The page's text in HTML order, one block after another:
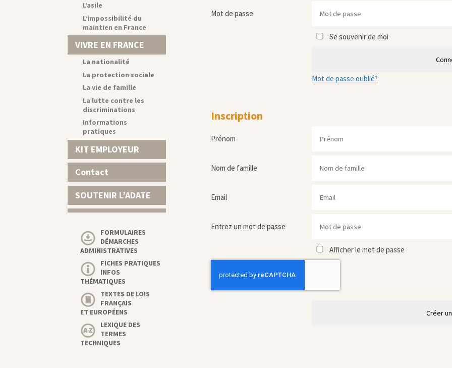
Mot de passe
Se souvenir de moi
Mot de passe oublié?
Inscription
Prénom
Nom de famille
Email
Entrez un mot de passe
Afficher le mot de passe
Créer
L’asile
L’impossibilité du
maintien en France
VIVRE EN FRANCE
La nationalité
La protection sociale
La vie de famille
La lutte contre les
discriminations
Informations
pratiques
KIT EMPLOYEUR
Contact
SOUTENIR L’ADATE
FORMULAIRES
DÉMARCHES
ADMINISTRATIVES
FICHES PRATIQUES
INFOS
THÉMATIQUES
TEXTES DE LOIS
FRANÇAIS
ET EUROPÉENS
LEXIQUE DES
TERMES
TECHNIQUES